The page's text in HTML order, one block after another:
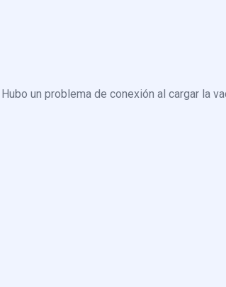
Hubo un problema de conexión al cargar la